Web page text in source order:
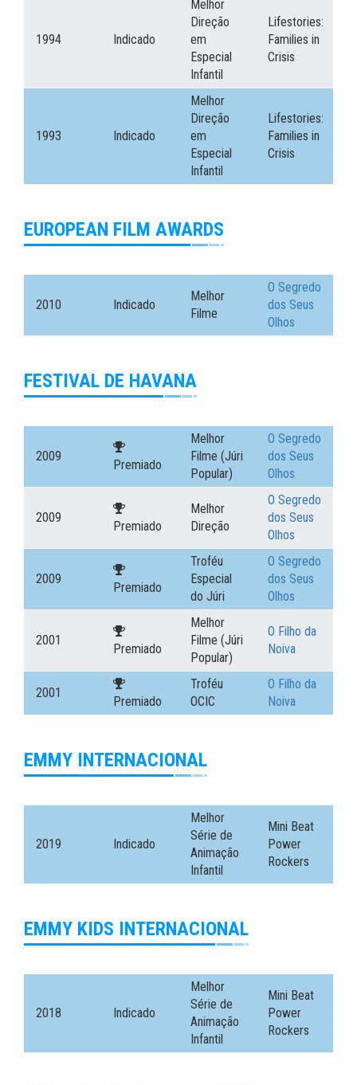
1994 Indicado
Melhor
Direção
em
Especial
Infantil
Lifestories:
Families in
Crisis
1993 Indicado
Melhor
Direção
em
Especial
Infantil
Lifestories:
Families in
Crisis
EUROPEAN FILM AWARDS
2010 Indicado
Melhor
Filme
O Segredo
dos Seus
Olhos
FESTIVAL DE HAVANA
2009
Premiado
Melhor
Filme (Júri
Popular)
O Segredo
dos Seus
Olhos
2009
Premiado
Melhor
Direção
O Segredo
dos Seus
Olhos
2009
Premiado
Troféu
Especial
do Júri
O Segredo
dos Seus
Olhos
2001
Premiado
Melhor
Filme (Júri
Popular)
O Filho da
Noiva
2001
Premiado
Troféu
OCIC
O Filho da
Noiva
EMMY INTERNACIONAL
2019 Indicado
Melhor
Série de
Animação
Infantil
Mini Beat
Power
Rockers
EMMY KIDS INTERNACIONAL
2018 Indicado
Melhor
Série de
Animação
Infantil
Mini Beat
Power
Rockers